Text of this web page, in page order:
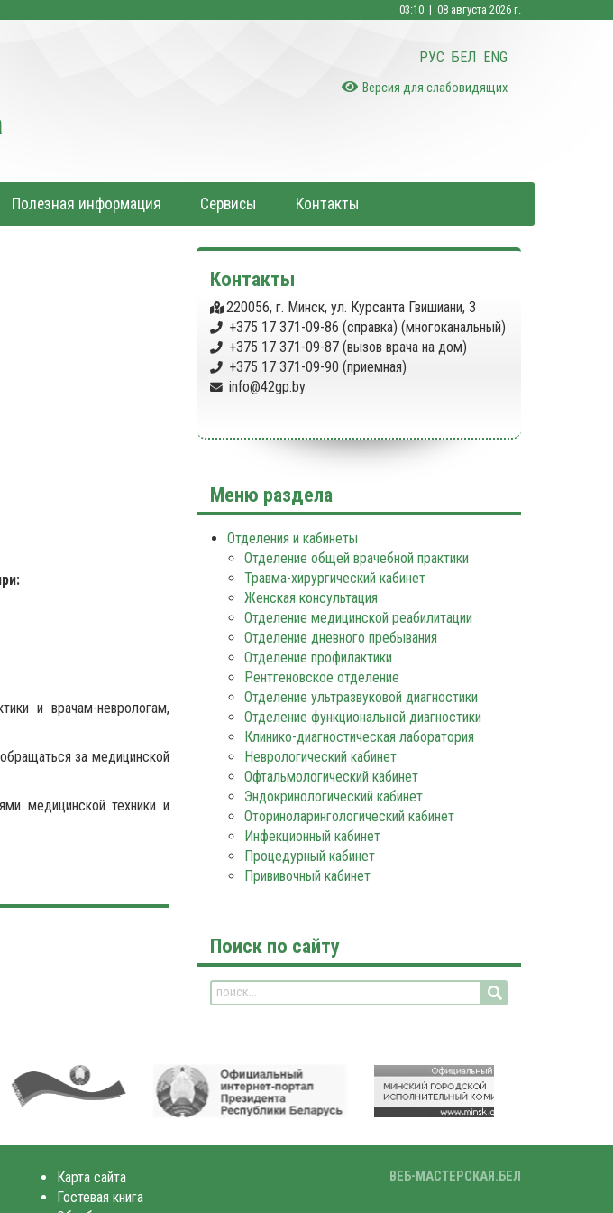
03:10 | 08 августа 2026 г.
РУС БЕЛ ENG
Версия для слабовидящих
Полезная информация Сервисы Контакты
и врачам-неврологам,
за медицинской
медицинской техники и
Контакты
220056, г. Минск, ул. Курсанта Гвишиани, 3
+375 17 371-09-86 (справка) (многоканальный)
+375 17 371-09-87 (вызов врача на дом)
+375 17 371-09-90 (приемная)
info@42gp.by
Меню раздела
Отделения и кабинеты
Отделение общей врачебной практики
Травма-хирургический кабинет
Женская консультация
Отделение медицинской реабилитации
Отделение дневного пребывания
Отделение профилактики
Рентгеновское отделение
Отделение ультразвуковой диагностики
Отделение функциональной диагностики
Клинико-диагностическая лаборатория
Неврологический кабинет
Офтальмологический кабинет
Эндокринологический кабинет
Оториноларингологический кабинет
Инфекционный кабинет
Процедурный кабинет
Прививочный кабинет
Поиск по сайту
Карта сайта
Гостевая книга
ВЕБ-МАСТЕРСКАЯ.БЕЛ